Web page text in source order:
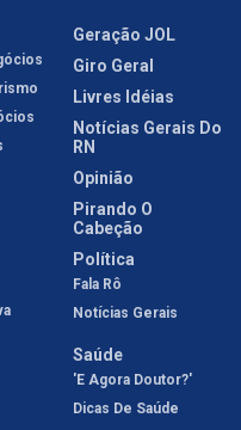
Geração JOL
Giro Geral
Livres Idéias
Notícias Gerais Do
RN
Opinião
Pirando O
Cabeção
Política
Fala Rô
Notícias Gerais
Saúde
'E Agora Doutor?'
Dicas De Saúde